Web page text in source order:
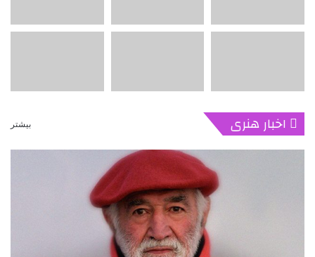
اخبار هنری بیشتر